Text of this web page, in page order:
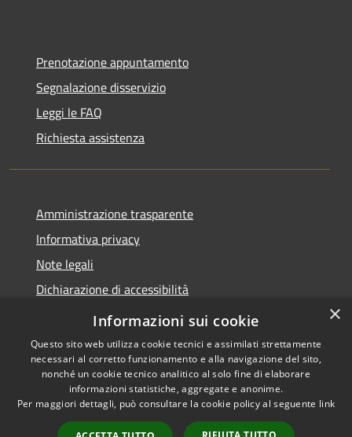
Prenotazione appuntamento
Segnalazione disservizio
Leggi le FAQ
Richiesta assistenza
Amministrazione trasparente
Informativa privacy
Note legali
Dichiarazione di accessibilità
RSS
Accessibilità
Privacy
Dichiarazione Accessibilità
Amministrazione
trasparente
×
Informazioni sui cookie
Questo sito web utilizza cookie tecnici e assimilati strettamente
necessari al corretto funzionamento e alla navigazione del sito,
nonché un cookie tecnico analitico al solo fine di elaborare
informazioni statistiche, aggregate e anonime.
Per maggiori dettagli, può consultare la cookie policy al seguente link